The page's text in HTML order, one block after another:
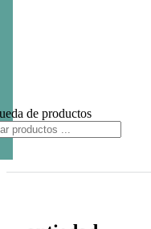
de productos